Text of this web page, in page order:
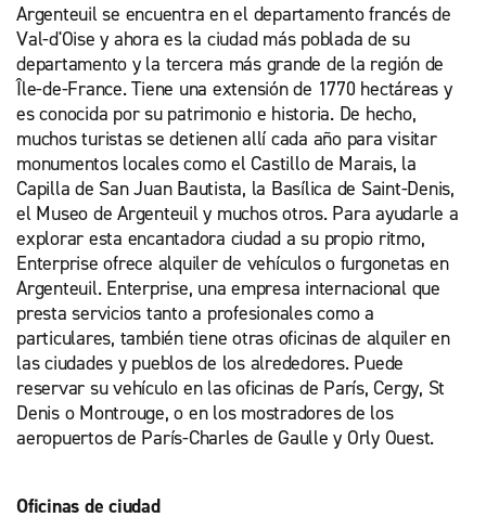
Argenteuil se encuentra en el departamento francés de
Val-d'Oise y ahora es la ciudad más poblada de su
departamento y la tercera más grande de la región de
Île-de-France. Tiene una extensión de 1770 hectáreas y
es conocida por su patrimonio e historia. De hecho,
muchos turistas se detienen allí cada año para visitar
monumentos locales como el Castillo de Marais, la
Capilla de San Juan Bautista, la Basílica de Saint-Denis,
el Museo de Argenteuil y muchos otros. Para ayudarle a
explorar esta encantadora ciudad a su propio ritmo,
Enterprise ofrece alquiler de vehículos o furgonetas en
Argenteuil. Enterprise, una empresa internacional que
presta servicios tanto a profesionales como a
particulares, también tiene otras oficinas de alquiler en
las ciudades y pueblos de los alrededores. Puede
reservar su vehículo en las oficinas de París, Cergy, St
Denis o Montrouge, o en los mostradores de los
aeropuertos de París-Charles de Gaulle y Orly Ouest.
Oficinas de ciudad